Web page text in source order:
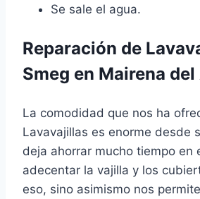
Se sale el agua.
Reparación de
Smeg en Mairena
La comodidad que nos ha
Lavavajillas es enorme desde
deja ahorrar mucho tiempo en
adecentar la vajilla y los
eso, sino asimismo nos